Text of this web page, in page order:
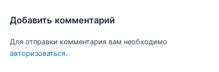
Добавить комментарий
Для отправки комментария вам необходимо
авторизоваться.